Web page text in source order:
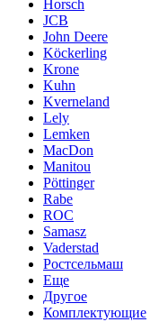
Horsch
JCB
John Deere
Köckerling
Krone
Kuhn
Kverneland
Lely
Lemken
MacDon
Manitou
Pöttinger
Rabe
ROC
Samasz
Vaderstad
Ростсельмаш
Еще
Другое
Комплектующие